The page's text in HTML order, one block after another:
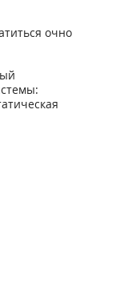
очно